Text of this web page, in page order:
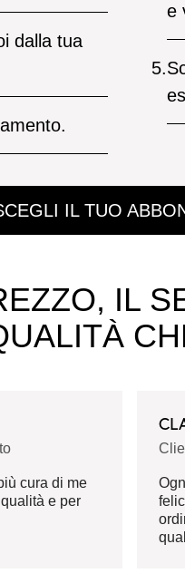
dalla tua
e
5.
IL TUO
IL
cura di me
e per